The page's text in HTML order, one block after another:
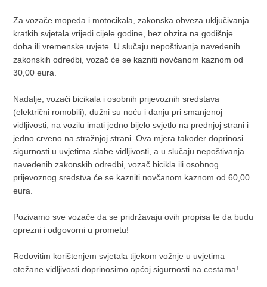
Za vozače mopeda i motocikala, zakonska obveza uključivanja
kratkih svjetala vrijedi cijele godine, bez obzira na godišnje
doba ili vremenske uvjete. U slučaju nepoštivanja navedenih
zakonskih odredbi, vozač će se kazniti novčanom kaznom od
30,00 eura.
Nadalje, vozači bicikala i osobnih prijevoznih sredstava
(električni romobili), dužni su noću i danju pri smanjenoj
vidljivosti, na vozilu imati jedno bijelo svjetlo na prednjoj strani i
jedno crveno na stražnjoj strani. Ova mjera također doprinosi
sigurnosti u uvjetima slabe vidljivosti, a u slučaju nepoštivanja
navedenih zakonskih odredbi, vozač bicikla ili osobnog
prijevoznog sredstva će se kazniti novčanom kaznom od 60,00
eura.
Pozivamo sve vozače da se pridržavaju ovih propisa te da budu
oprezni i odgovorni u prometu!
Redovitim korištenjem svjetala tijekom vožnje u uvjetima
otežane vidljivosti doprinosimo općoj sigurnosti na cestama!